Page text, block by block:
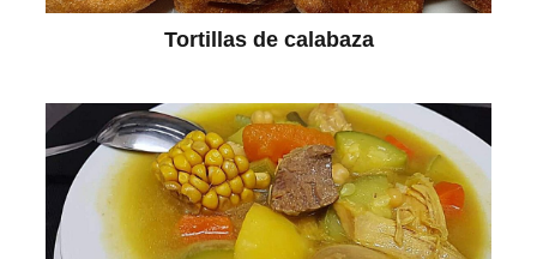
Tortillas de calabaza